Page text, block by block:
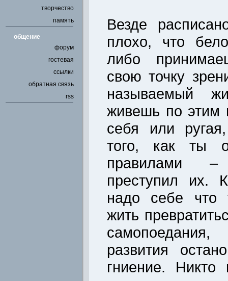
творчество
память
общение
форум
гостевая
ссылки
обратная связь
rss
Везде
плохо, что
либо
свою точку
называемый
живешь по этим
себя или
того, как ты
правилами
преступил их.
надо себе что
жить
развития
гниение. Никто